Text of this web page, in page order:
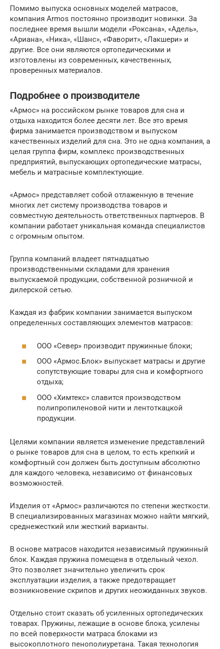
Помимо выпуска основных моделей матрасов,
компания Armos постоянно производит новинки. За
последнее время вышли модели «Роксана», «Адель»,
«Ариана», «Ника», «Шанс», «Фаворит», «Лакшери» и
другие. Все они являются ортопедическими и
изготовлены из современных, качественных,
проверенных материалов.
Подробнее о производителе
«Армос» на российском рынке товаров для сна и
отдыха находится более десяти лет. Все это время
фирма занимается производством и выпуском
качественных изделий для сна. Это не одна компания, а
целая группа фирм, комплекс производственных
предприятий, выпускающих ортопедические матрасы,
мебель и матрасные комплектующие.
«Армос» представляет собой отлаженную в течение
многих лет систему производства товаров и
совместную деятельность ответственных партнеров. В
компании работает уникальная команда специалистов
с огромным опытом.
Группа компаний владеет пятнадцатью
производственными складами для хранения
выпускаемой продукции, собственной розничной и
дилерской сетью.
Каждая из фабрик компании занимается выпуском
определенных составляющих элементов матрасов:
ООО «Север» производит пружинные блоки;
ООО «Армос.Блок» выпускает матрасы и другие
сопутствующие товары для сна и комфортного
отдыха;
ООО «Химтекс» славится производством
полипропиленовой нити и лентоткацкой
продукции.
Целями компании является изменение представлений
о рынке товаров для сна в целом, то есть крепкий и
комфортный сон должен быть доступным абсолютно
для каждого человека, независимо от финансовых
возможностей.
Изделия от «Армос» различаются по степени жесткости.
В специализированных магазинах можно найти мягкий,
среднежесткий или жесткий варианты.
В основе матрасов находится независимый пружинный
блок. Каждая пружина помещена в отдельный чехол.
Это позволяет значительно увеличить срок
эксплуатации изделия, а также предотвращает
возникновение скрипов и других неожиданных звуков.
Отдельно стоит сказать об усиленных ортопедических
товарах. Пружины, лежащие в основе блока, усилены
по всей поверхности матраса блоками из
высокоплотного пенополиуретана. Такая технология